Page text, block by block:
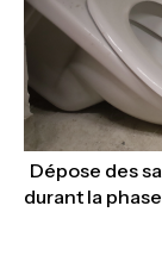
Dépose des
durant la